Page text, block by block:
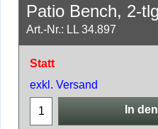
Patio Bench, 2-
Art.-Nr.: LL 34.897
Statt
exkl. Versand
In